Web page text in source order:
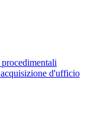
d'ufficio